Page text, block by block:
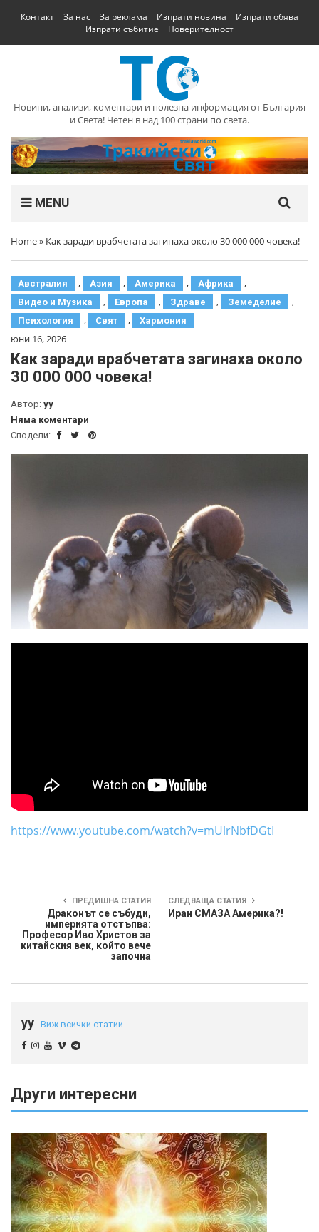
Контакт За нас За реклама Изпрати новина
Изпрати обява
Изпрати събитие
Поверителност
Новини, анализи, коментари и полезна информация от България
и Света! Четен в над 100 страни по света.
MENU
Home» Как заради врабчетата загинаха около 30 000 000 човека!
Австралия , Азия , Америка , Африка ,
Видео и Музика , Европа , Здраве , Земеделие ,
Психология , Свят , Хармония
юни 16, 2026
Как заради врабчетата загинаха около
30 000 000 човека!
Автор: yy
Няма коментари
Сподели:
https://www.youtube.com/watch?v=mUlrNbfDGtI
ПРЕДИШНА СТАТИЯ
Драконът се събуди,
империята отстъпва:
Професор Иво Христов за
китайския век, който вече
започна
СЛЕДВАЩА СТАТИЯ
Иран СМАЗА Америка?!
yy Виж всички статии
Други интересни